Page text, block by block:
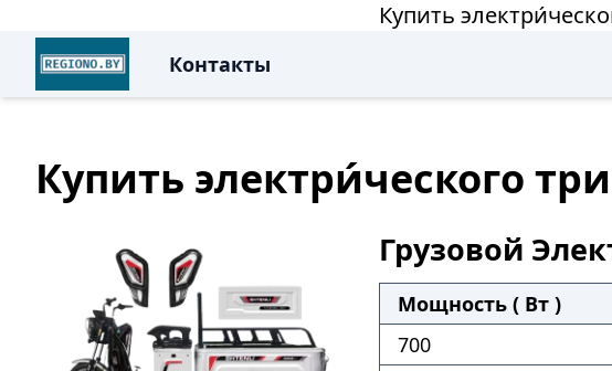
Купить
Контакты
Купить электри́ческого
Грузовой
Мощность ( Вт )
700